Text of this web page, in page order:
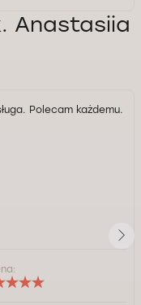
Anastasiia
Polecam każdemu.